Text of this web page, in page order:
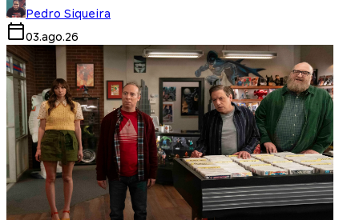
Pedro Siqueira
03.ago.26